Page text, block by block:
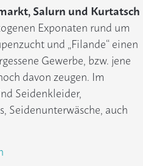
Salurn und Kurtatsch
Exponaten rund um
und „Filande“ einen
Gewerbe, bzw. jene
davon zeugen. Im
Seidenkleider,
Seidenunterwäsche, auch